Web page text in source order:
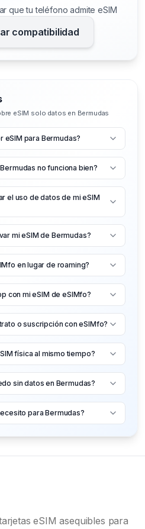
que tu teléfono admite eSIM
compatibilidad
eSIM solo datos en Bermudas
eSIM para Bermudas?
no funciona bien?
el uso de datos de mi eSIM
mi eSIM de Bermudas?
en lugar de roaming?
con mi eSIM de eSIMfo?
o suscripción con eSIMfo?
física al mismo tiempo?
sin datos en Bermudas?
para Bermudas?
eSIM asequibles para